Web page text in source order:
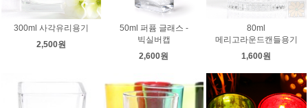
300ml 사각유리용기
2,500원
50ml 퍼퓸 글래스 -
빅실버캡
2,600원
80ml
메리고라운드캔들용기
1,600원